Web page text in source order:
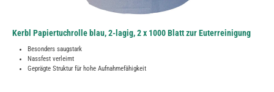
Kerbl Papiertuchrolle blau, 2-lagig, 2 x 1000 Blatt zur Euterreinigung
Besonders saugstark
Nassfest verleimt
Geprägte Struktur für hohe Aufnahmefähigkeit